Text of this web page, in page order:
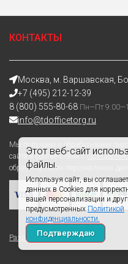
Этот веб-сайт
файлы.
Используя сайт, вы
данных в Cookies для
вашей персонализации и
предусмотренных Политикой
конфиденциальности.
Подтверждаю
КОНТАКТЫ
Москва, м. Варшавская,
+7 (495) 212-12-39
8 (800) 555-80-68 Пн—Пт
info@tdofficetorg.ru
Мы получаем и обрабатываем
сайта в соответствии с
обработку своих персональных
Разработано